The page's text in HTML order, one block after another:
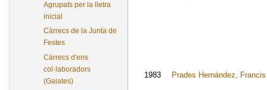
Agrupats per la lletra
inicial
Càrrecs de la Junta de
Festes
Càrrecs d'ens
col·laboradors
(Gaiates)
1983 Prades Hernández, Francis